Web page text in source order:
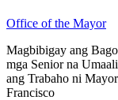
Office of the Mayor
Magbibigay ang
mga Senior na
ang Trabaho ni
Francisco